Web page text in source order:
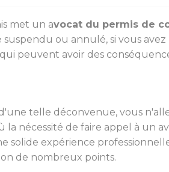
met un avocat du permis de
suspendu ou annulé, si vous
peuvent avoir des
telle déconvenue, vous
la nécessité de faire appel à un
solide expérience
de nombreux points.